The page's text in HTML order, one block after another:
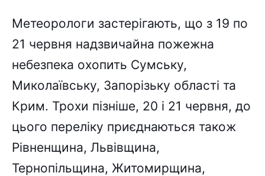
Метеорологи застерігають, що з 19 по
21 червня надзвичайна пожежна
небезпека охопить Сумську,
Миколаївську, Запорізьку області та
Крим. Трохи пізніше, 20 і 21 червня, до
цього переліку приєднаються також
Рівненщина, Львівщина,
Тернопільщина, Житомирщина,